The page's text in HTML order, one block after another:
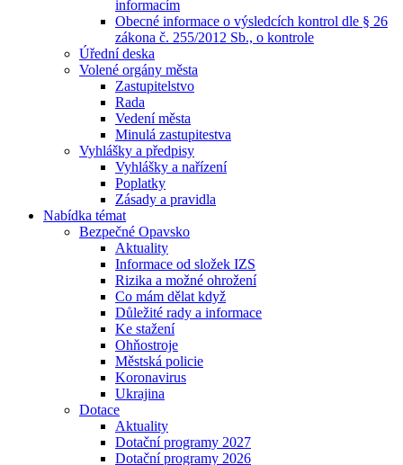
informacím
Obecné informace o výsledcích kontrol dle § 26
zákona č. 255/2012 Sb., o kontrole
Úřední deska
Volené orgány města
Zastupitelstvo
Rada
Vedení města
Minulá zastupitestva
Vyhlášky a předpisy
Vyhlášky a nařízení
Poplatky
Zásady a pravidla
Nabídka témat
Bezpečné Opavsko
Aktuality
Informace od složek IZS
Rizika a možné ohrožení
Co mám dělat když
Důležité rady a informace
Ke stažení
Ohňostroje
Městská policie
Koronavirus
Ukrajina
Dotace
Aktuality
Dotační programy 2027
Dotační programy 2026